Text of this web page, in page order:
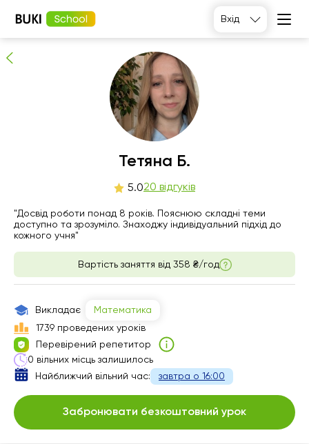
Вхід
Тетяна Б. людей рекомендують
Тетяна Б.
5.020 відгуків
"Досвід роботи понад 8 років. Пояснюю складні теми
доступно та зрозуміло. Знаходжу індивідуальний підхід до
кожного учня"
Вартість заняття від 358 ₴/год
Викладає
Математика
1739 проведених уроків
Перевірений репетитор
0 вільних місць залишилось
Найближчий вільний час:
завтра о 16:00
Забронювати безкоштовний урок
сб
нд
Немає
вільних
вільних
годин
вільних